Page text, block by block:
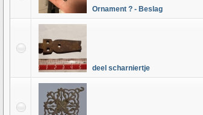
Ornament ? - Beslag
deel scharniertje